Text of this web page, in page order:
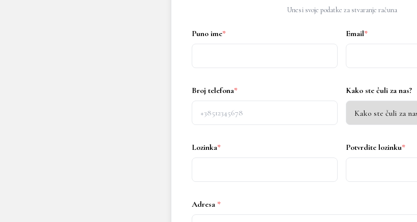
Unesi svoje podatke za stvaranje računa
Puno ime* Email*
Broj telefona* Kako ste čuli za nas?
Lozinka* Potvrdite lozinku*
Adresa *